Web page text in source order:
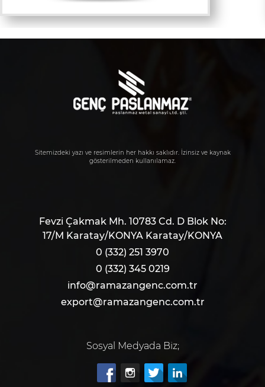
Sitemizdeki yazı ve resimlerin her hakkı saklıdır. İzinsiz ve kaynak
gösterilmeden kullanılamaz.
Fevzi Çakmak Mh. 10783 Cd. D Blok No:
17/M Karatay/KONYA Karatay/KONYA
0 (332) 251 3970
0 (332) 345 0219
info@ramazangenc.com.tr
export@ramazangenc.com.tr
Sosyal Medyada Biz;